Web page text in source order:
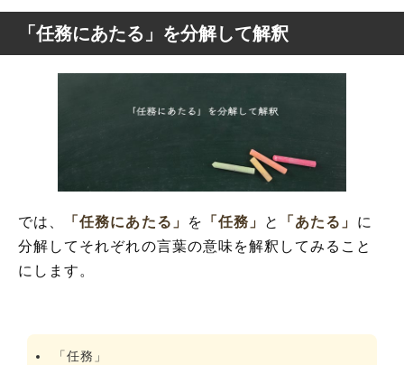
「任務にあたる」を分解して解釈
では、 「任務にあたる」 を 「任務」 と 「あたる」 に
分解してそれぞれの言葉の意味を解釈してみること
にします。
「任務」